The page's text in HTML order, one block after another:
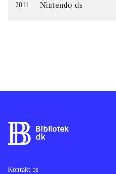
2011 Nintendo ds
Kontakt os